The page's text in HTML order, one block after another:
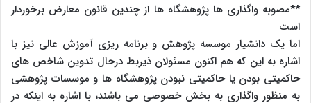
**مصوبه واگذاری ها پژوهشگاه ها از چندین قانون معارض برخوردار
است
اما یک دانشیار موسسه پژوهش و برنامه ریزی آموزش عالی نیز با
اشاره به این که هم اکنون مسئولان ذیربط درحال تدوین شاخص های
حاکمیتی بودن یا حاکمیتی نبودن پژوهشگاه ها و موسسات پژوهشی
به منظور واگذاری به بخش خصوصی می باشند، با اشاره به اینکه در